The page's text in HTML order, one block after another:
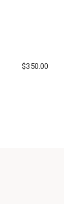
$350.00